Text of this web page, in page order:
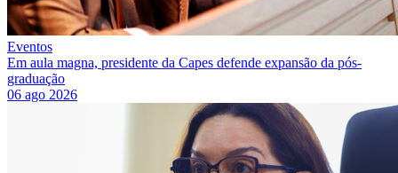
Eventos
Em aula magna, presidente da Capes defende expansão da pós-
graduação
06 ago 2026